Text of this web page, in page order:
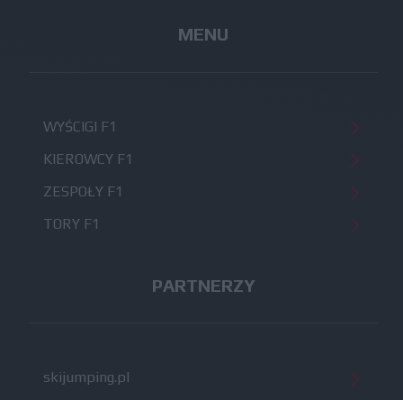
MENU
WYŚCIGI F1
KIEROWCY F1
ZESPOŁY F1
TORY F1
PARTNERZY
skijumping.pl